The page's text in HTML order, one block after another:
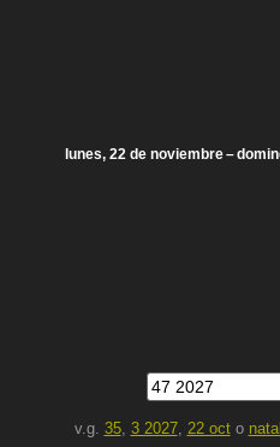
lunes, 22 de noviembre –
v.g. 35, 3 2027, 22 octo